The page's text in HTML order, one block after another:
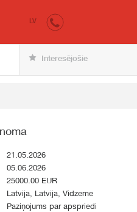
iepirkumi.lv
LV
Interesējošie
21.05.2026
05.06.2026
25000.00 EUR
Latvija, Latvija, Vidzeme
Paziņojums par apspriedi